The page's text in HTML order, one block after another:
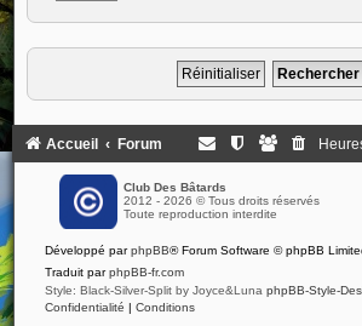
Accueil Forum
Club Des Bâtards
2012 - 2026 © Tous droits réservés
Toute reproduction interdite
Développé parphpBB® Forum Software © phpBB
Traduit parphpBB-fr.com
Style: Black-Silver-Split by Joyce&Luna phpBB-Style-
Confidentialité | Conditions